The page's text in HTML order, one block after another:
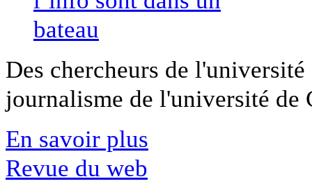
Des chercheurs de
journalisme de l'université
En savoir plus
Revue du web